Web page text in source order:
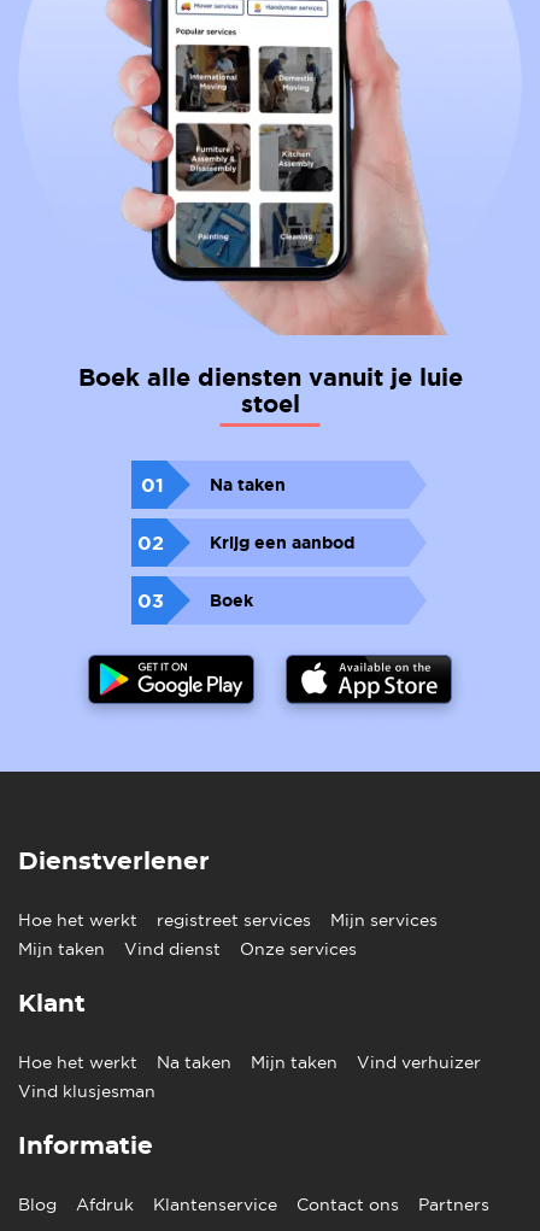
Boek alle diensten vanuit je luie
stoel
01 Na taken
02 Krijg een aanbod
03 Boek
Dienstverlener
Hoe het werkt registreet services
Mijn services
Mijn taken
Vind dienst Onze services
Klant
Hoe het werkt Na taken Mijn taken
Vind verhuizer
Vind klusjesman
Informatie
Blog Afdruk Klantenservice Contact ons Partners